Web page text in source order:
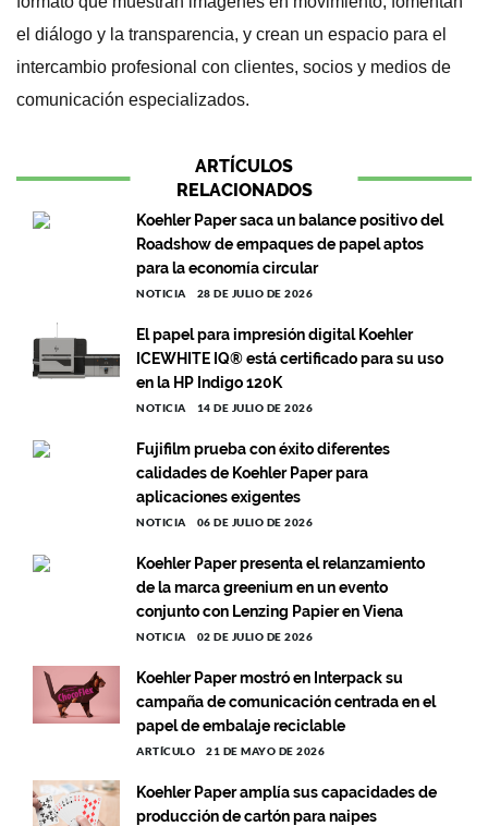
el diálogo y la transparencia, y crean un espacio para el
intercambio profesional con clientes, socios y medios de
comunicación especializados.
ARTÍCULOS
RELACIONADOS
Koehler Paper saca un balance positivo del
Roadshow de empaques de papel aptos
para la economía circular
NOTICIA 28 DE JULIO DE 2026
El papel para impresión digital Koehler
ICEWHITE IQ® está certificado para su uso
en la HP Indigo 120K
NOTICIA 14 DE JULIO DE 2026
Fujifilm prueba con éxito diferentes
calidades de Koehler Paper para
aplicaciones exigentes
NOTICIA 06 DE JULIO DE 2026
Koehler Paper presenta el relanzamiento
de la marca greenium en un evento
conjunto con Lenzing Papier en Viena
NOTICIA 02 DE JULIO DE 2026
Koehler Paper mostró en Interpack su
campaña de comunicación centrada en el
papel de embalaje reciclable
ARTÍCULO 21 DE MAYO DE 2026
Koehler Paper amplía sus capacidades de
producción de cartón para naipes